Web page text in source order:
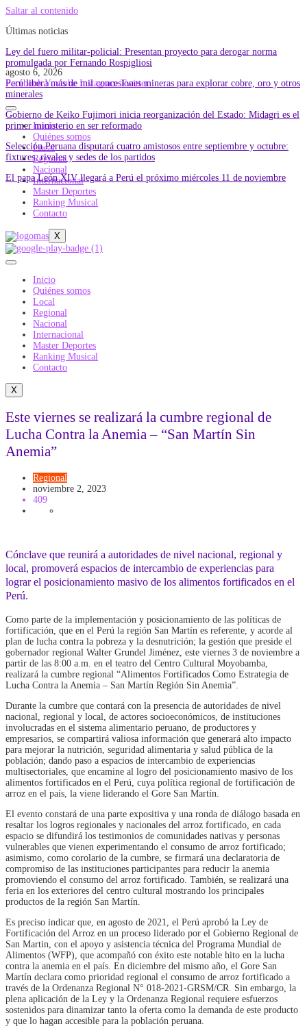
Saltar al contenido
Últimas noticias
Ley del fuero militar-policial: Presentan proyecto para derogar norma
promulgada por Fernando Rospigliosi
Perú libera más de mil concesiones mineras para explorar cobre, oro y otros
minerales
Gobierno de Keiko Fujimori inicia reorganización del Estado: Midagri es el
primer ministerio en ser reformado
Selección Peruana disputará cuatro amistosos entre septiembre y octubre:
fixtures, rivales y sedes de los partidos
El papa León XIV llegará a Perú el próximo miércoles 11 de noviembre
agosto 6, 2026
Facebook Youtube Instagram Twitter
Inicio
Quiénes somos
Local
Regional
Nacional
Internacional
Master Deportes
Ranking Musical
Contacto
X
Inicio
Quiénes somos
Local
Regional
Nacional
Internacional
Master Deportes
Ranking Musical
Contacto
X
Este viernes se realizará la cumbre regional de
Lucha Contra la Anemia – “San Martín Sin
Anemia”
Regional
noviembre 2, 2023
409
Cónclave que reunirá a autoridades de nivel nacional, regional y
local, promoverá espacios de intercambio de experiencias para
lograr el posicionamiento masivo de los alimentos fortificados en el
Perú.
Como parte de la implementación y posicionamiento de las políticas de
fortificación, que en el Perú la región San Martín es referente, y acorde al
plan de lucha contra la pobreza y la desnutrición; la gestión que preside el
gobernador regional Walter Grundel Jiménez, este viernes 3 de noviembre a
partir de las 8:00 a.m. en el teatro del Centro Cultural Moyobamba,
realizará la cumbre regional “Alimentos Fortificados Como Estrategia de
Lucha Contra la Anemia – San Martín Región Sin Anemia”.
Durante la cumbre que contará con la presencia de autoridades de nivel
nacional, regional y local, de actores socioeconómicos, de instituciones
involucradas en el sistema alimentario peruano, de productores y
empresarios, se compartirá valiosa información que generará alto impacto
para mejorar la nutrición, seguridad alimentaria y salud pública de la
población; dando paso a espacios de intercambio de experiencias
multisectoriales, que encamine al logro del posicionamiento masivo de los
alimentos fortificados en el Perú, cuya política regional de fortificación de
arroz en el país, la viene liderando el Gore San Martín.
El evento constará de una parte expositiva y una ronda de diálogo basada en
resaltar los logros regionales y nacionales del arroz fortificado, en cada
espacio se difundirá los testimonios de comunidades nativas y personas
vulnerables que vienen experimentando el consumo de arroz fortificado;
asimismo, como corolario de la cumbre, se firmará una declaratoria de
compromiso de las instituciones participantes para reducir la anemia
promoviendo el consumo del arroz fortificado. También, se realizará una
feria en los exteriores del centro cultural mostrando los principales
productos de la región San Martín.
Es preciso indicar que, en agosto de 2021, el Perú aprobó la Ley de
Fortificación del Arroz en un proceso liderado por el Gobierno Regional de
San Martin, con el apoyo y asistencia técnica del Programa Mundial de
Alimentos (WFP), que acompañó con éxito este notable hito en la lucha
contra la anemia en el país. En diciembre del mismo año, el Gore San
Martín declara como prioridad regional el consumo de arroz fortificado a
través de la Ordenanza Regional N° 018-2021-GRSM/CR. Sin embargo, la
plena aplicación de la Ley y la Ordenanza Regional requiere esfuerzos
sostenidos para dinamizar tanto la oferta como la demanda de este producto
y que lo hagan accesible para la población peruana.